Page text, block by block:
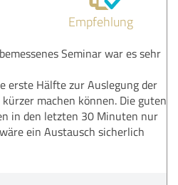
Empfehlung
Seminar war es sehr
erste Hälfte zur Auslegung der
machen können. Die guten
in den letzten 30 Minuten nur
ein Austausch sicherlich